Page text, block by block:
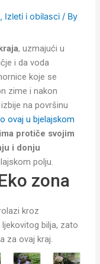
, Izleti i obilasci / By
, uzmajući u
i da voda
koje se
zime i nakon
na površinu
ovaj u bjelajskom
protiče svojim
i donju
polju.
zona
kroz
bilja, zato
za ovaj kraj.